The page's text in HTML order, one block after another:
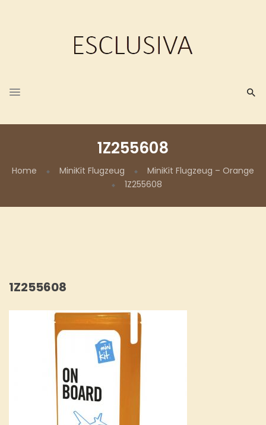
1Z255608
Home MiniKit Flugzeug
MiniKit Flugzeug – Orange
1Z255608
1Z255608